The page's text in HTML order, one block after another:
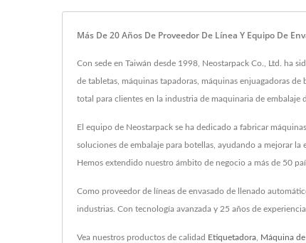
Más De 20 Años De Proveedor De Línea Y Equipo De
Con sede en Taiwán desde 1998, Neostarpack Co., Ltd. ha
de tabletas, máquinas tapadoras, máquinas enjuagadoras
total para clientes en la industria de maquinaria de embalaje
El equipo de Neostarpack se ha dedicado a fabricar
soluciones de embalaje para botellas, ayudando a mejorar
Hemos extendido nuestro ámbito de negocio a más de 50
Como proveedor de líneas de envasado de llenado
industrias. Con tecnología avanzada y 25 años de
Vea nuestros productos de calidad Etiquetadora Máquina